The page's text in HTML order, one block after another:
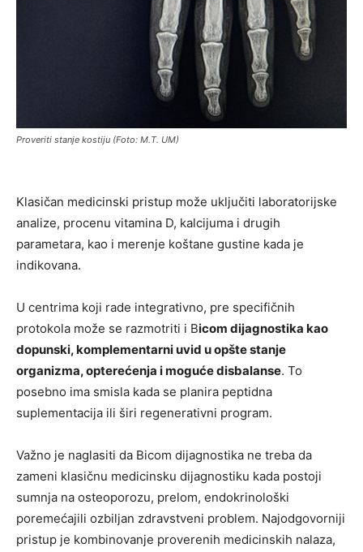
Proveriti stanje kostiju (Foto: M.T. UM)
Klasičan medicinski pristup može uključiti laboratorijske
analize, procenu vitamina D, kalcijuma i drugih
parametara, kao i merenje koštane gustine kada je
indikovana.
U centrima koji rade integrativno, pre specifičnih
protokola može se razmotriti i Bicom dijagnostika kao
dopunski, komplementarni uvid u opšte stanje
organizma, opterećenja i moguće disbalanse. To
posebno ima smisla kada se planira peptidna
suplementacija ili širi regenerativni program.
Važno je naglasiti da Bicom dijagnostika ne treba da
zameni klasičnu medicinsku dijagnostiku kada postoji
sumnja na osteoporozu, prelom, endokrinološki
poremećajili ozbiljan zdravstveni problem. Najodgovorniji
pristup je kombinovanje proverenih medicinskih nalaza,